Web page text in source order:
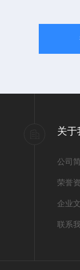
关于
公司
荣誉
企业
联系